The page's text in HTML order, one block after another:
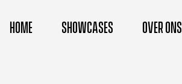
HOME SHOWCASES OVER ONS